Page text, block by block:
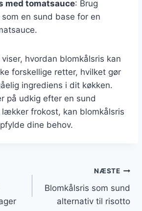
med tomatsauce: Brug
en sund base for en
hvordan blomkålsris kan
forskellige retter, hvilket gør
ingrediens i dit køkken.
på udkig efter en sund
frokost, kan blomkålsris
dine behov.
NÆSTE
Blomkålsris som sund
alternativ til risotto